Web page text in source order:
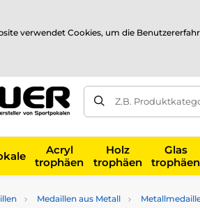
Z.B.
Acryl
trophäen
Holz
trophäen
Glas
trophäen
Medaillen aus Metall
verwendet Cookies, um die